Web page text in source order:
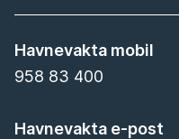
Havnevakta mobil
958 83 400
Havnevakta e-post